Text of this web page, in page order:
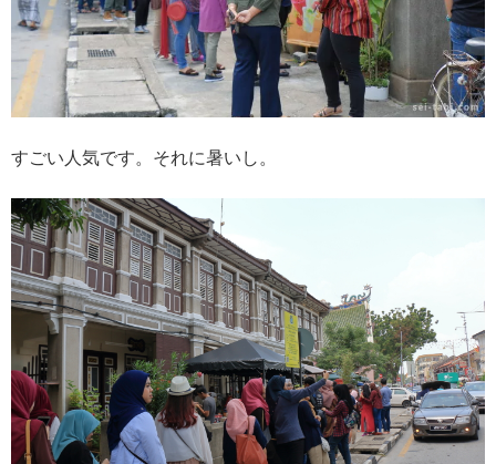
すごい人気です。それに暑いし。